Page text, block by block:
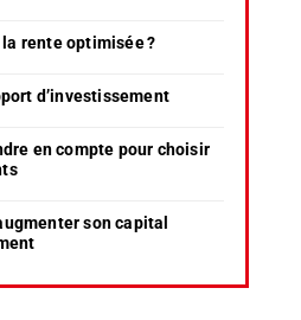
rente optimisée ?
d’investissement
en compte pour choisir
son capital